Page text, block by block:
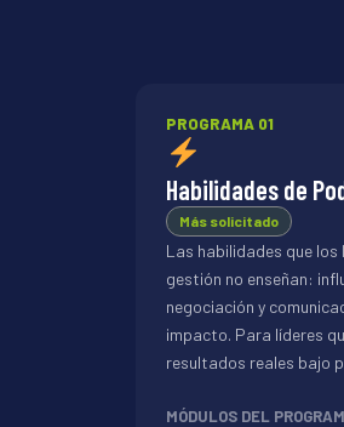
PROGRAMA 01
Habilidades de
Más solicitado
Las habilidades que los
gestión no enseñan:
negociación y
impacto. Para líderes
resultados reales bajo
MÓDULOS DEL